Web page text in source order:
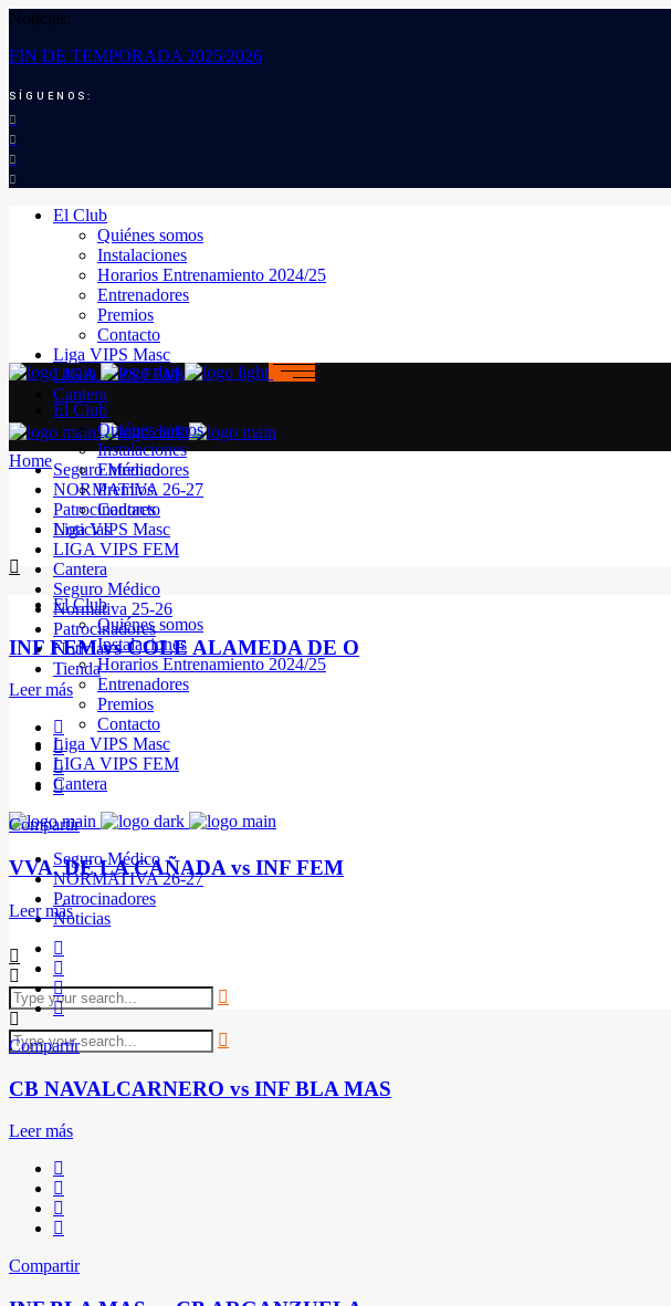
Noticias:
FIN DE TEMPORADA 2025/2026
SÍGUENOS:
El Club
Quiénes somos
Instalaciones
Horarios Entrenamiento 2024/25
Entrenadores
Premios
Contacto
Liga VIPS Masc
LIGA VIPS FEM
Cantera
Seguro Médico
NORMATIVA 26-27
Patrocinadores
Noticias
El Club
Quiénes somos
Instalaciones
Horarios Entrenamiento 2024/25
Entrenadores
Premios
Contacto
Liga VIPS Masc
LIGA VIPS FEM
Cantera
Seguro Médico
NORMATIVA 26-27
Patrocinadores
Noticias
El Club
Quiénes somos
Instalaciones
Entrenadores
Premios
Contacto
Liga VIPS Masc
LIGA VIPS FEM
Cantera
Seguro Médico
Normativa 25-26
Patrocinadores
Noticias
Tienda
Home
INF FEM vs COLE ALAMEDA DE O
Leer más
Compartir
VVA. DE LA CAÑADA vs INF FEM
Leer más
Compartir
CB NAVALCARNERO vs INF BLA MAS
Leer más
Compartir